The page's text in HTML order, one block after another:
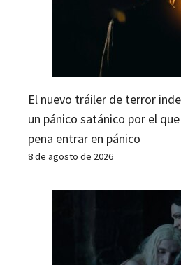
El nuevo tráiler de terror
un pánico satánico por el
pena entrar en pánico
8 de agosto de 2026